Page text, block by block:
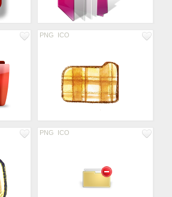
PNG ICO
PNG ICO